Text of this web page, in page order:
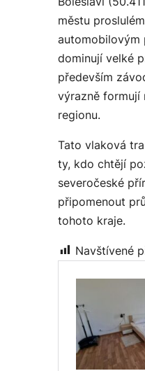
městu
automobilovým
dominují velké
především
výrazně formují
regionu.
Tato vlaková
ty, kdo chtějí
severočeské
připomenout
tohoto kraje.
Navštívené